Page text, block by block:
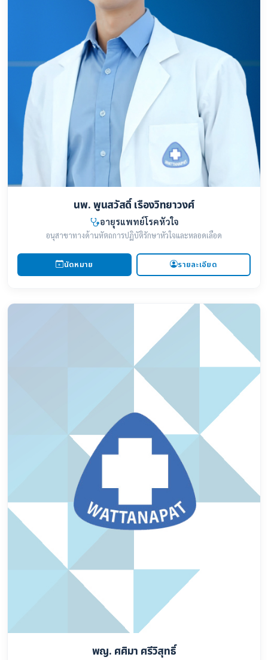
นพ. พูนสวัสดิ์ เรืองวิทยาวงศ์
อายุรแพทย์โรคหัวใจ
อนุสาขาทางด้านหัตถการปฏิบัติรักษาหัวใจและหลอดเลือด
นัดหมาย รายละเอียด
พญ. ศศิมา ศรีวิสุทธิ์